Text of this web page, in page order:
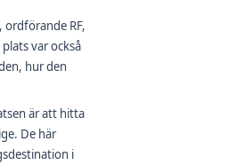
RF,
var också
hur den
är att hitta
De här
i